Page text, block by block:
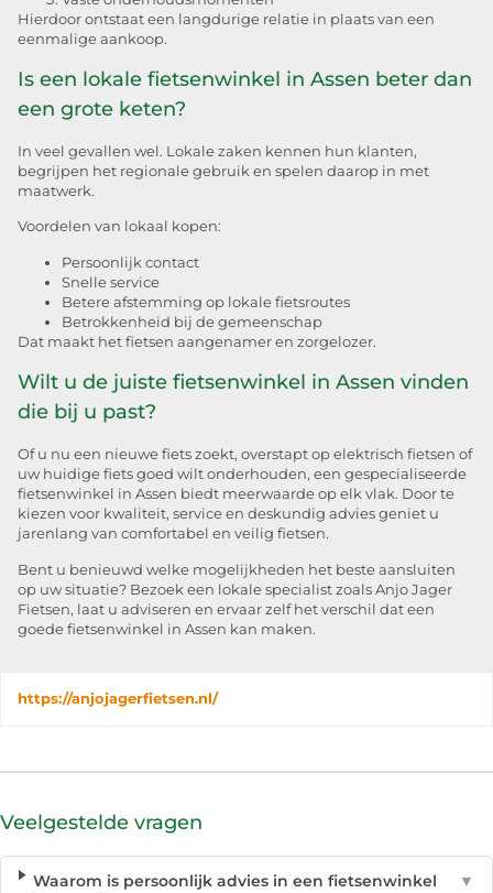
Hierdoor ontstaat een langdurige relatie in plaats van een
eenmalige aankoop.
Is een lokale fietsenwinkel in Assen beter dan
een grote keten?
In veel gevallen wel. Lokale zaken kennen hun klanten,
begrijpen het regionale gebruik en spelen daarop in met
maatwerk.
Voordelen van lokaal kopen:
Persoonlijk contact
Snelle service
Betere afstemming op lokale fietsroutes
Betrokkenheid bij de gemeenschap
Dat maakt het fietsen aangenamer en zorgelozer.
Wilt u de juiste fietsenwinkel in Assen vinden
die bij u past?
Of u nu een nieuwe fiets zoekt, overstapt op elektrisch fietsen of
uw huidige fiets goed wilt onderhouden, een gespecialiseerde
fietsenwinkel in Assen biedt meerwaarde op elk vlak. Door te
kiezen voor kwaliteit, service en deskundig advies geniet u
jarenlang van comfortabel en veilig fietsen.
Bent u benieuwd welke mogelijkheden het beste aansluiten
op uw situatie? Bezoek een lokale specialist zoals Anjo Jager
Fietsen, laat u adviseren en ervaar zelf het verschil dat een
goede fietsenwinkel in Assen kan maken.
https://anjojagerfietsen.nl/
Veelgestelde vragen
Waarom is persoonlijk advies in een fietsenwinkel
▼